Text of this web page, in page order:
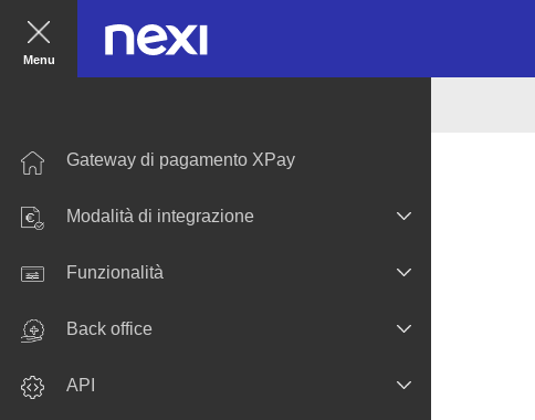
Menu
Gateway di pagamento XPay
Modalità di integrazione
Funzionalità
Back office
API